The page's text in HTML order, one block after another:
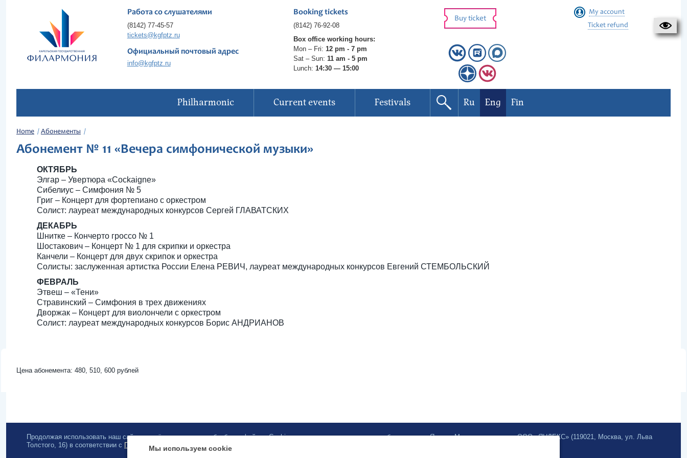
Работа со слушателями
(8142) 77-45-57
tickets@kgfptz.ru
Официальный почтовый адрес
info@kgfptz.ru
Booking tickets
(8142) 76-92-08
Box office working hours:
Mon – Fri: 12 pm - 7 pm
Sat – Sun: 11 am - 5 pm
Lunch: 14:30 — 15:00
Buy ticket
My account
Ticket refund
Philharmonic Current events Festivals Ru Eng Fin
Home Абонементы
Абонемент № 11 «Вечера симфонической музыки»
ОКТЯБРЬ
Элгар – Увертюра «Cockaigne»
Сибелиус – Симфония № 5
Григ – Концерт для фортепиано с оркестром
Солист: лауреат международных конкурсов Сергей ГЛАВАТСКИХ
ДЕКАБРЬ
Шнитке – Кончерто гроссо № 1
Шостакович – Концерт № 1 для скрипки и оркестра
Канчели – Концерт для двух скрипок и оркестра
Солисты: заслуженная артистка России Елена РЕВИЧ, лауреат международных конкурсов Евгений СТЕМБОЛЬСКИЙ
ФЕВРАЛЬ
Этвеш – «Тени»
Стравинский – Симфония в трех движениях
Дворжак – Концерт для виолончели с оркестром
Солист: лауреат международных конкурсов Борис АНДРИАНОВ
Цена абонемента: 480, 510, 600 рублей
Продолжая использовать наш сайт, вы даёте согласие на обработку файлов Cookies и использование сервисов веб-аналитики «Яндекс.Метрика» компании ООО «ЯНДЕКС» (119021, Москва, ул. Льва
Толстого, 16) в соответствии с Политикой конфиденциальности .
Мы используем cookie